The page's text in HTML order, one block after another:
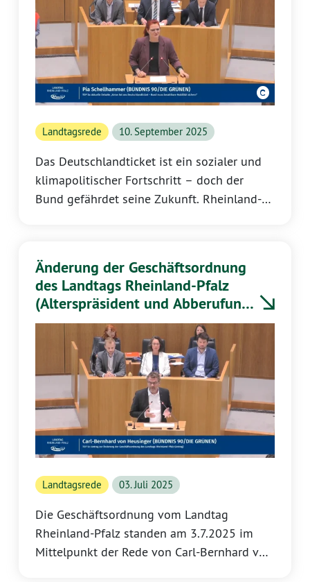
für gesellschaftlichen Zusammenhalt und
demokratische Stabilität sind.
Landtagsrede 10. September 2025
Das Deutschlandticket ist ein sozialer und
klimapolitischer Fortschritt – doch der
Bund gefährdet seine Zukunft. Rheinland-
Änderung der Geschäftsordnung
des Landtags Rheinland-Pfalz
(Alterspräsident und Abberufung
Ausschussvorsitz)
Landtagsrede 03. Juli 2025
Die Geschäftsordnung vom Landtag
Rheinland-Pfalz standen am 3.7.2025 im
Mittelpunkt der Rede von Carl-Bernhard von